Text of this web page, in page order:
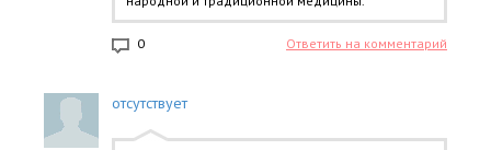
0 Ответить на комментарий
отсутствует